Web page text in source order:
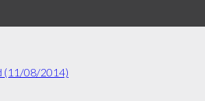
(11/08/2014)